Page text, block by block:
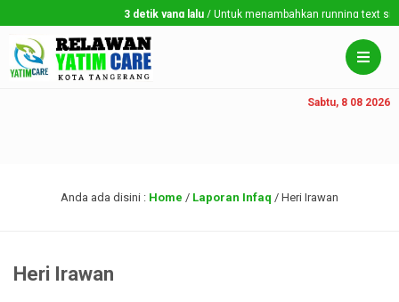
3 detik yang lalu/ Untuk menambahkan running text
Sabtu, 8 08 2026
Anda ada disini : Home / Laporan Infaq / Heri Irawan
Heri Irawan